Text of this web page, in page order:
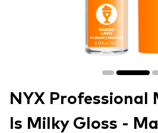
NYX Professional
Is Milky Gloss -